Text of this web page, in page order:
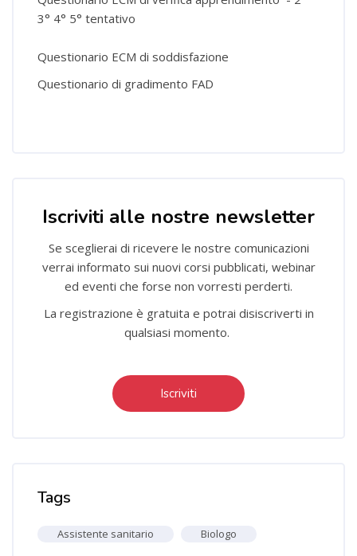
3° 4° 5° tentativo
Questionario ECM di soddisfazione
Questionario di gradimento FAD
Iscriviti alle nostre newsletter
Se sceglierai di ricevere le nostre comunicazioni
verrai informato sui nuovi corsi pubblicati, webinar
ed eventi che forse non vorresti perderti.
La registrazione è gratuita e potrai disiscriverti in
qualsiasi momento.
Iscriviti
Tags
Assistente sanitario Biologo